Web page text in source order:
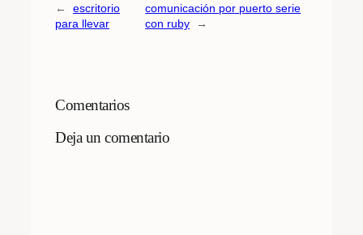
←
escritorio
para llevar
comunicación por puerto serie
con ruby
→
Comentarios
Deja un comentario